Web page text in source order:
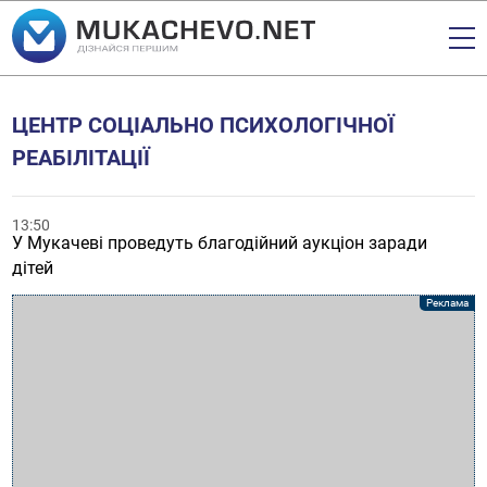
ЦЕНТР СОЦІАЛЬНО ПСИХОЛОГІЧНОЇ
РЕАБІЛІТАЦІЇ
13:50
У Мукачеві проведуть благодійний аукціон заради
дітей